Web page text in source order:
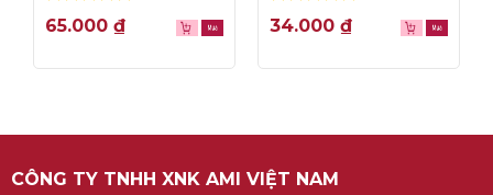
0
out
5
65.000 ₫
0
out
5
34.000 ₫
CÔNG TY TNHH XNK AMI VIỆT NAM